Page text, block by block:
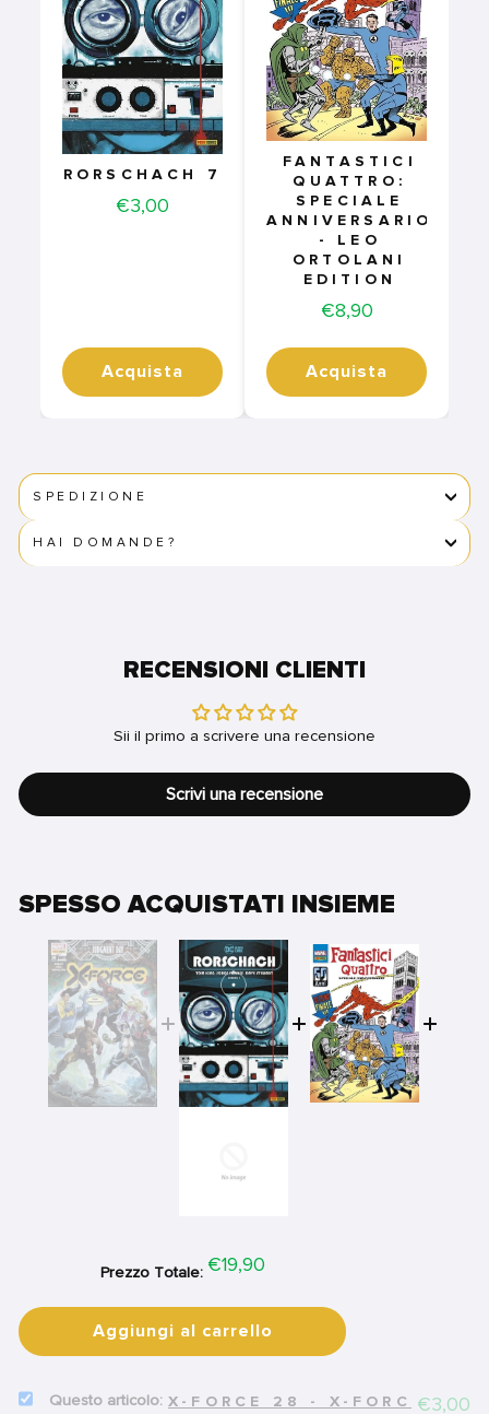
RORSCHACH 7
Price
€3,00
Acquista
FANTASTICI
QUATTRO:
SPECIALE
ANNIVERSARIO
- LEO
ORTOLANI
EDITION
Price
€8,90
Acquista
SPEDIZIONE
HAI DOMANDE?
RECENSIONI CLIENTI
Sii il primo a scrivere una recensione
Scrivi una recensione
SPESSO ACQUISTATI INSIEME
Prezzo Totale: Price
€19,90
Aggiungi al carrello
SELECT
X-FORCE 28 - X-FORCE 32
Price
€3,00